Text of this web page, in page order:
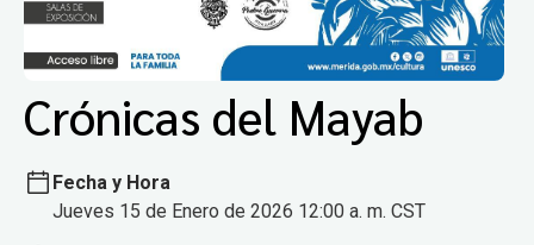
Crónicas del Mayab
Fecha y Hora
Jueves 15 de Enero de 2026 12:00 a. m. CST